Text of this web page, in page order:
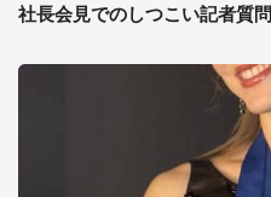
社長会見でのしつこい記者質